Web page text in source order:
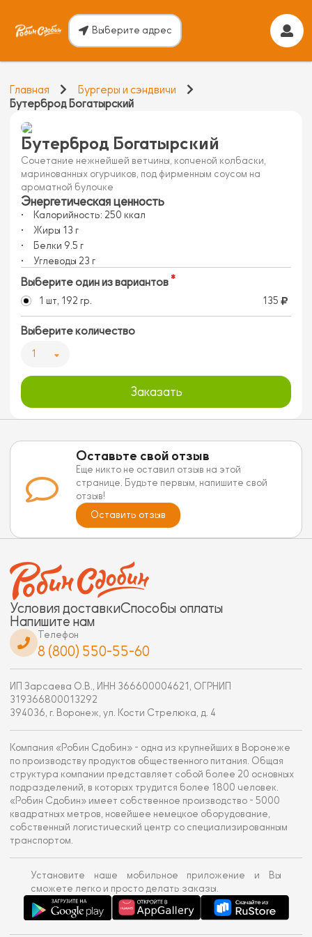
Выберите адрес
Главная
Бургеры и сэндвичи
Бутерброд Богатырский
Бутерброд Богатырский
Сочетание нежнейшей ветчины, копченой колбаски,
маринованных огурчиков, под фирменным соусом на
ароматной булочке
Энергетическая ценность
Калорийность: 250 ккал
Жиры 13 г
Белки 9.5 г
Углеводы 23 г
Выберите один из вариантов
1 шт, 192 гр. 135
Выберите количество
1
Заказать
Оставьте свой отзыв
Еще никто не оставил отзыв на этой
странице. Будьте первым, напишите свой
отзыв!
Оставить отзыв
Условия доставкиСпособы оплаты
Напишите нам
Телефон
8 (800) 550-55-60
ИП Зарсаева О.В., ИНН 366600004621, ОГРНИП
319366800013292
394036, г. Воронеж, ул. Кости Стрелюка, д. 4
Компания «Робин Сдобин» - одна из крупнейших в Воронеже
по производству продуктов общественного питания. Общая
структура компании представляет собой более 20 основных
подразделений, в которых трудится более 1800 человек.
«Робин Сдобин» имеет собственное производство - 5000
квадратных метров, новейшее немецкое оборудование,
собственный логистический центр со специализированным
транспортом.
Установите наше мобильное приложение и Вы
сможете легко и просто делать заказы.